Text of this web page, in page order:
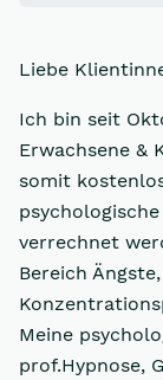
Liebe
Ich bin seit
Erwachsene &
somit
verrechnet
Bereich
Meine
prof.Hypnose,